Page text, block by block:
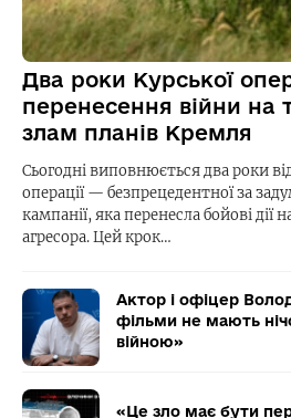
Два роки Курської
перенесення війни на
злам планів Кремля
Сьогодні виповнюється два роки
операції — безпрецедентної за
кампанії, яка перенесла бойові
агресора. Цей крок…
Актор і офіцер
фільми не мають
війною»
«Це зло має бути